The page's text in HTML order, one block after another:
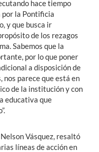
hace tiempo
por la Pontificia
y que busca ir
de los rezagos
Sabemos que la
por lo que poner
a disposición de
nos parece que está en
de la institución y con
educativa que
Vásquez, resaltó
líneas de acción en